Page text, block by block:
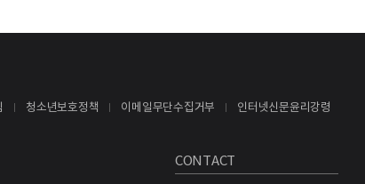
청소년보호정책 이메일무단수집거부 인터넷신문윤리강령
CONTACT